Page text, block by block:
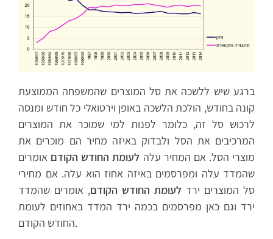
ברגע שיש ללשכה את סל המוצרים שהמשפחה הממוצעת
קונה בחודש, הולכת הלשכה באופן וירטואלי כל חודש ומנסה
לרכוש סל זה, כלומר לפנות למי שמוכר את המוצרים
המרכיבים את הסל ולבדוק באיזה מחיר הם מוכרים את
מוצרי הסל. אם המחיר עלה לעומת החודש הקודם אומרים
שהמדד עלה ומפרסמים באיזה אחוז הוא עלה. אם מחירי
סל המוצרים ירד לעומת החודש הקודם, אומרים שהמדד
ירד וגם כאן מפרסמים בכמה ירד המדד באחוזים לעומת
החודש הקודם.